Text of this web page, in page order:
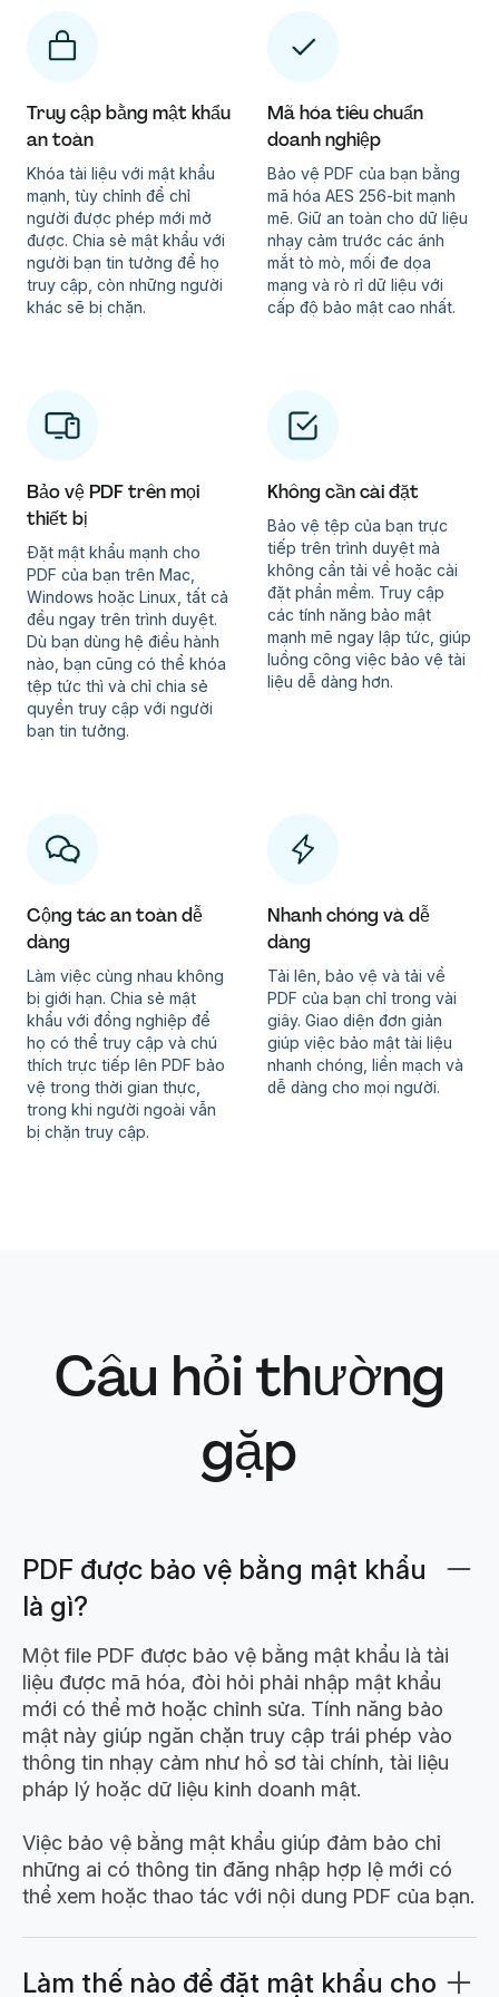
Truy cập bằng mật khẩu
an toàn
Khóa tài liệu với mật khẩu
mạnh, tùy chỉnh để chỉ
người được phép mới mở
được. Chia sẻ mật khẩu với
người bạn tin tưởng để họ
truy cập, còn những người
khác sẽ bị chặn.
Mã hóa tiêu chuẩn
doanh nghiệp
Bảo vệ PDF của bạn bằng
mã hóa AES 256-bit mạnh
mẽ. Giữ an toàn cho dữ liệu
nhạy cảm trước các ánh
mắt tò mò, mối đe dọa
mạng và rò rỉ dữ liệu với
cấp độ bảo mật cao nhất.
Bảo vệ PDF trên mọi
thiết bị
Đặt mật khẩu mạnh cho
PDF của bạn trên Mac,
Windows hoặc Linux, tất cả
đều ngay trên trình duyệt.
Dù bạn dùng hệ điều hành
nào, bạn cũng có thể khóa
tệp tức thì và chỉ chia sẻ
quyền truy cập với người
bạn tin tưởng.
Không cần cài đặt
Bảo vệ tệp của bạn trực
tiếp trên trình duyệt mà
không cần tải về hoặc cài
đặt phần mềm. Truy cập
các tính năng bảo mật
mạnh mẽ ngay lập tức, giúp
luồng công việc bảo vệ tài
liệu dễ dàng hơn.
Cộng tác an toàn dễ
dàng
Làm việc cùng nhau không
bị giới hạn. Chia sẻ mật
khẩu với đồng nghiệp để
họ có thể truy cập và chú
thích trực tiếp lên PDF bảo
vệ trong thời gian thực,
trong khi người ngoài vẫn
bị chặn truy cập.
Nhanh chóng và dễ
dàng
Tải lên, bảo vệ và tải về
PDF của bạn chỉ trong vài
giây. Giao diện đơn giản
giúp việc bảo mật tài liệu
nhanh chóng, liền mạch và
dễ dàng cho mọi người.
Câu hỏi thường
gặp
PDF được bảo vệ bằng mật khẩu
là gì?
Một file PDF được bảo vệ bằng mật khẩu là tài
liệu được mã hóa, đòi hỏi phải nhập mật khẩu
mới có thể mở hoặc chỉnh sửa. Tính năng bảo
mật này giúp ngăn chặn truy cập trái phép vào
thông tin nhạy cảm như hồ sơ tài chính, tài liệu
pháp lý hoặc dữ liệu kinh doanh mật.
Việc bảo vệ bằng mật khẩu giúp đảm bảo chỉ
những ai có thông tin đăng nhập hợp lệ mới có
thể xem hoặc thao tác với nội dung PDF của bạn.
Làm thế nào để đặt mật khẩu cho